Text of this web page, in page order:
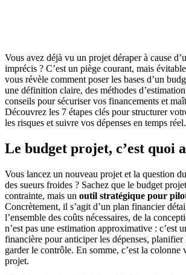
Vous avez déjà vu un projet déraper à cause
imprécis ? C’est un piège courant, mais
vous révèle comment poser les bases d’un
une définition claire, des méthodes
conseils pour sécuriser vos financements et
Découvrez les 7 étapes clés pour structurer
les risques et suivre vos dépenses en temps réel.
Le budget projet, c’est quoi
Vous lancez un nouveau projet et la question
des sueurs froides ? Sachez que le budget
contrainte, mais un outil stratégique pour
Concrètement, il s’agit d’un plan financier
l’ensemble des coûts nécessaires, de la
n’est pas une estimation approximative : c’est
financière pour anticiper les dépenses, planifier
garder le contrôle. En somme, c’est la colonne
projet.